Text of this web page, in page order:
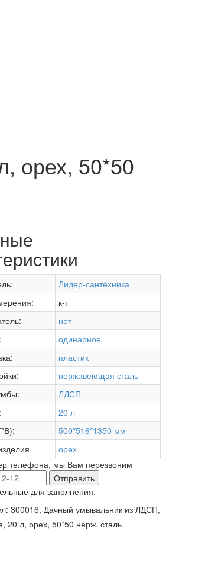
орех, 50*50
Лидер-сантехника
к-т
нет
одинарное
пластик
нержавеющая сталь
ЛДСП
20 л
500*516*1350 мм
орех
телефона, мы Вам перезвоним
Отправить
для заполнения.
300016, Дачный умывальник из ЛДСП,
20 л, орех, 50*50 нерж. сталь